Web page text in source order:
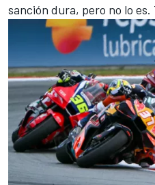
sanción dura, pero no lo es.